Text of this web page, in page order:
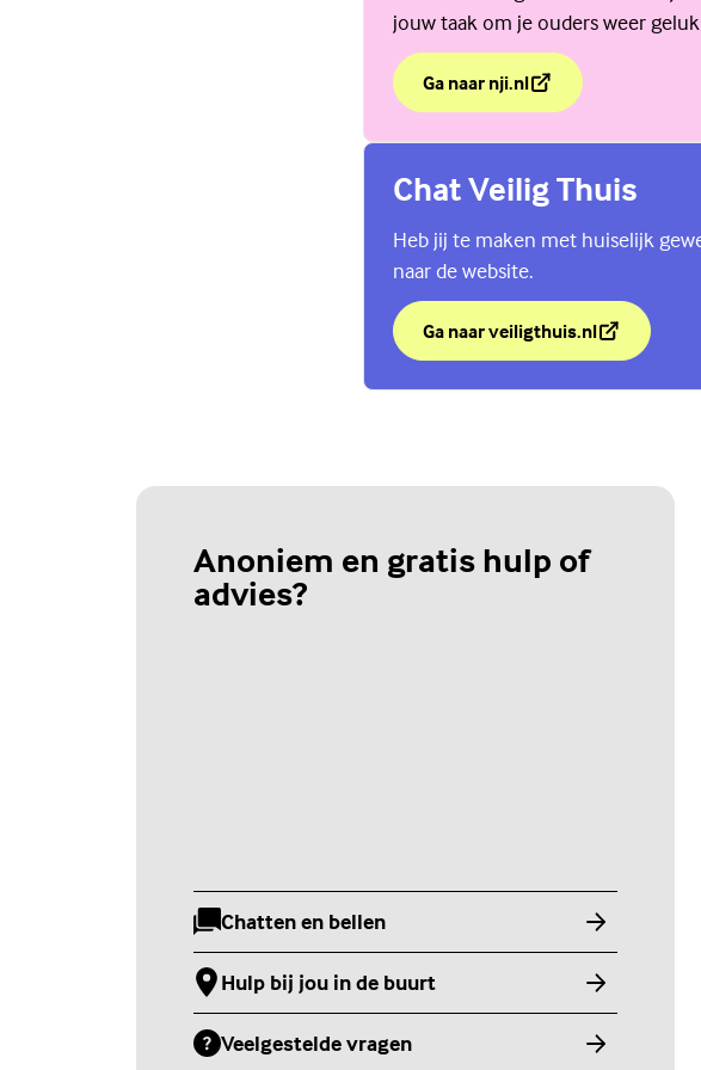
jouw taak om je ouders weer
Ga naar nji.nl
over Als je ouders gaan scheiden
(Externe link)
Chat Veilig Thuis
Heb jij te maken met huiselijk
naar de website.
Ga naar veiligthuis.nl
over Chat Veilig Thuis
(Externe link)
Anoniem en gratis hulp of
advies?
Chatten en bellen
(Externe link)
Hulp bij jou in de buurt
(Externe link)
Veelgestelde vragen
(Externe link)